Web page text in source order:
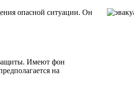
опасной ситуации. Он
защиты. Имеют фон
на